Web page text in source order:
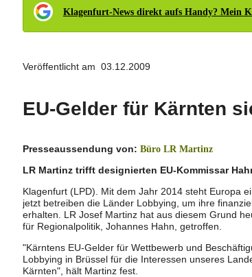
Klagenfurt-News direkt aufs Handy? Mein
Veröffentlicht am 03.12.2009
EU-Gelder für Kärnten
Presseaussendung von: Büro LR Martinz
LR Martinz trifft designierten EU-Kommissar
Klagenfurt (LPD). Mit dem Jahr 2014 steht Europa
jetzt betreiben die Länder Lobbying, um ihre
erhalten. LR Josef Martinz hat aus diesem Grund
für Regionalpolitik, Johannes Hahn, getroffen.
"Kärntens EU-Gelder für Wettbewerb und
Lobbying in Brüssel für die Interessen unseres
Kärnten", hält Martinz fest.